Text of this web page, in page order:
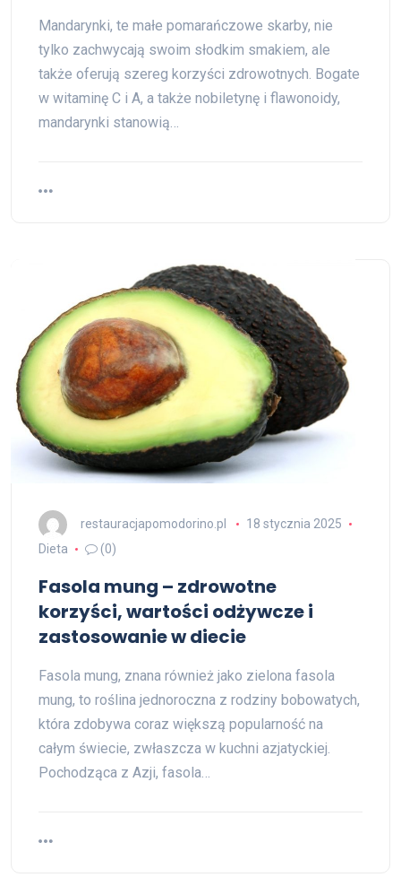
Mandarynki, te małe pomarańczowe skarby, nie
tylko zachwycają swoim słodkim smakiem, ale
także oferują szereg korzyści zdrowotnych. Bogate
w witaminę C i A, a także nobiletynę i flawonoidy,
mandarynki stanowią…
restauracjapomodorino.pl
18 stycznia 2025
Dieta
(0)
Fasola mung – zdrowotne
korzyści, wartości odżywcze i
zastosowanie w diecie
Fasola mung, znana również jako zielona fasola
mung, to roślina jednoroczna z rodziny bobowatych,
która zdobywa coraz większą popularność na
całym świecie, zwłaszcza w kuchni azjatyckiej.
Pochodząca z Azji, fasola…